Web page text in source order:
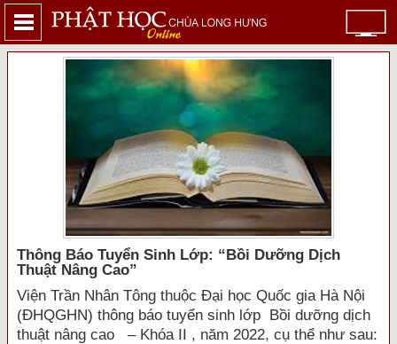
Thông Báo Tuyển Sinh Lớp: “bồi Dưỡng Dịch
Thuật Nâng Cao”
Viện Trần Nhân Tông thuộc Đại học Quốc gia Hà Nội
(ĐHQGHN) thông báo tuyển sinh lớp Bồi dưỡng dịch
thuật nâng cao – Khóa II , năm 2022, cụ thể như sau: